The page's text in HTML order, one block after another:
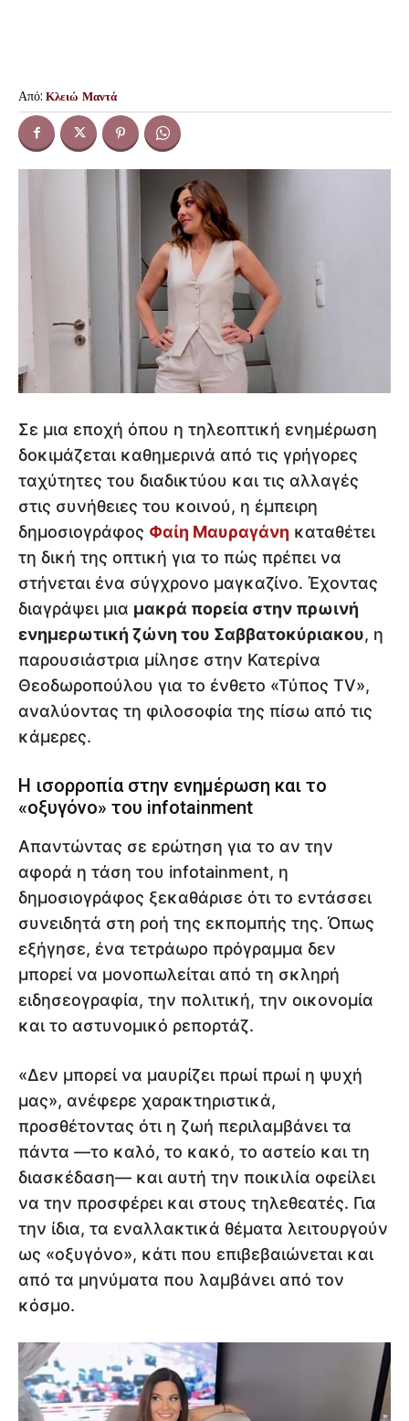
Από: Κλειώ Μαντά
Σε μια εποχή όπου η τηλεοπτική ενημέρωση
δοκιμάζεται καθημερινά από τις γρήγορες
ταχύτητες του διαδικτύου και τις αλλαγές
στις συνήθειες του κοινού, η έμπειρη
δημοσιογράφος Φαίη Μαυραγάνη καταθέτει
τη δική της οπτική για το πώς πρέπει να
στήνεται ένα σύγχρονο μαγκαζίνο. Έχοντας
διαγράψει μια μακρά πορεία στην πρωινή
ενημερωτική ζώνη του Σαββατοκύριακου, η
παρουσιάστρια μίλησε στην Κατερίνα
Θεοδωροπούλου για το ένθετο «Τύπος TV»,
αναλύοντας τη φιλοσοφία της πίσω από τις
κάμερες.
Η ισορροπία στην ενημέρωση και το
«οξυγόνο» του infotainment
Απαντώντας σε ερώτηση για το αν την
αφορά η τάση του infotainment, η
δημοσιογράφος ξεκαθάρισε ότι το εντάσσει
συνειδητά στη ροή της εκπομπής της. Όπως
εξήγησε, ένα τετράωρο πρόγραμμα δεν
μπορεί να μονοπωλείται από τη σκληρή
ειδησεογραφία, την πολιτική, την οικονομία
και το αστυνομικό ρεπορτάζ.
«Δεν μπορεί να μαυρίζει πρωί πρωί η ψυχή
μας», ανέφερε χαρακτηριστικά,
προσθέτοντας ότι η ζωή περιλαμβάνει τα
πάντα —το καλό, το κακό, το αστείο και τη
διασκέδαση— και αυτή την ποικιλία οφείλει
να την προσφέρει και στους τηλεθεατές. Για
την ίδια, τα εναλλακτικά θέματα λειτουργούν
ως «οξυγόνο», κάτι που επιβεβαιώνεται και
από τα μηνύματα που λαμβάνει από τον
κόσμο.